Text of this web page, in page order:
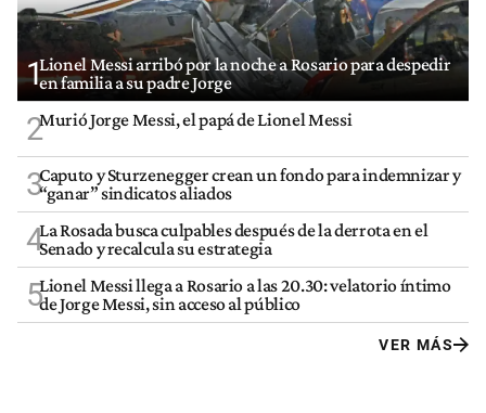
1Lionel Messi arribó por la noche a Rosario para despedir
en familia a su padre Jorge
2Murió Jorge Messi, el papá de Lionel Messi
3Caputo y Sturzenegger crean un fondo para indemnizar y
“ganar” sindicatos aliados
4La Rosada busca culpables después de la derrota en el
Senado y recalcula su estrategia
5Lionel Messi llega a Rosario a las 20.30: velatorio íntimo
de Jorge Messi, sin acceso al público
VER MÁS